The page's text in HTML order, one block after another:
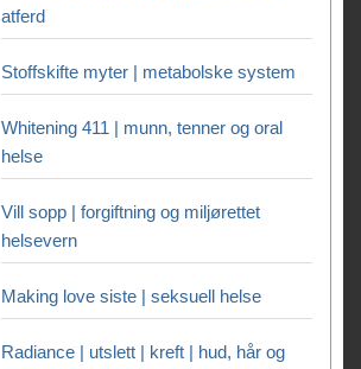
atferd
Stoffskifte myter | metabolske system
Whitening 411 | munn, tenner og oral
helse
Vill sopp | forgiftning og miljørettet
helsevern
Making love siste | seksuell helse
Radiance | utslett | kreft | hud, hår og